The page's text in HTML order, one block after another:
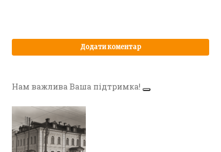
Нам важлива Ваша підтримка!